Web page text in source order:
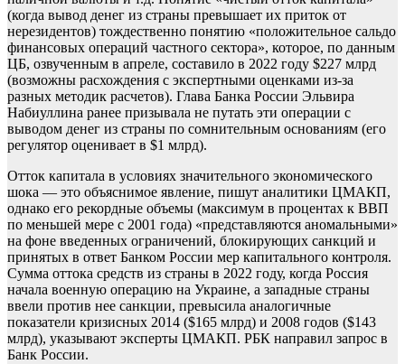
(когда вывод денег из страны превышает их приток от
нерезидентов) тождественно понятию «положительное сальдо
финансовых операций частного сектора», которое, по данным
ЦБ, озвученным в апреле, составило в 2022 году $227 млрд
(возможны расхождения с экспертными оценками из-за
разных методик расчетов). Глава Банка России Эльвира
Набиуллина ранее призывала не путать эти операции с
выводом денег из страны по сомнительным основаниям (его
регулятор оценивает в $1 млрд).
Отток капитала в условиях значительного экономического
шока — это объяснимое явление, пишут аналитики ЦМАКП,
однако его рекордные объемы (максимум в процентах к ВВП
по меньшей мере с 2001 года) «представляются аномальными»
на фоне введенных ограничений, блокирующих санкций и
принятых в ответ Банком России мер капитального контроля.
Сумма оттока средств из страны в 2022 году, когда Россия
начала военную операцию на Украине, а западные страны
ввели против нее санкции, превысила аналогичные
показатели кризисных 2014 ($165 млрд) и 2008 годов ($143
млрд), указывают эксперты ЦМАКП. РБК направил запрос в
Банк России.